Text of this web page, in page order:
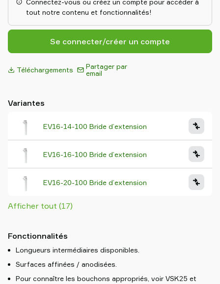
Connectez-vous ou créez un compte pour accéder à
tout notre contenu et fonctionnalités!
Se connecter/créer un compte
Téléchargements
Partager par
email
Variantes
EV16-14-100 Bride d’extension
EV16-16-100 Bride d’extension
EV16-20-100 Bride d’extension
Afficher tout (17)
Fonctionnalités
Longueurs intermédiaires disponibles.
Surfaces affinées / anodisées.
Pour connaître les bouchons appropriés, voir VSK25 et